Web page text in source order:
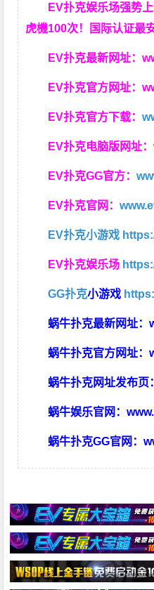
EV扑克娱乐场强势
虎機100次！国际认证最
EV扑克最新网址：
EV扑克官方网址：
EV扑克官方下载：
EV扑克电脑版网址：
EV扑克GG官方：
EV扑克官网：
EV扑克小游戏
EV扑克娱乐场
GG扑克小游戏
蜗牛扑克最新网址：
蜗牛扑克官方网址：
蜗牛扑克网址发布页
蜗牛娱乐官网：
蜗牛扑克GG官网：